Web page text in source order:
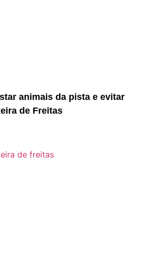
animais da pista e evitar
de Freitas